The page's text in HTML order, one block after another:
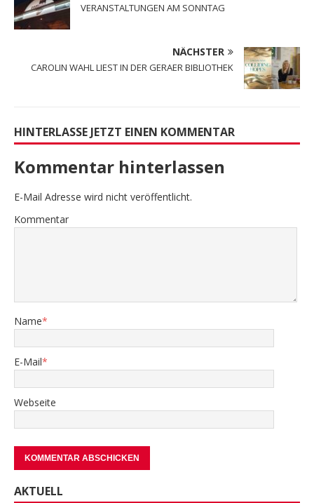
VERANSTALTUNGEN AM SONNTAG
NÄCHSTER
CAROLIN WAHL LIEST IN DER GERAER BIBLIOTHEK
HINTERLASSE JETZT EINEN KOMMENTAR
Kommentar hinterlassen
E-Mail Adresse wird nicht veröffentlicht.
Kommentar
Name*
E-Mail*
Webseite
AKTUELL